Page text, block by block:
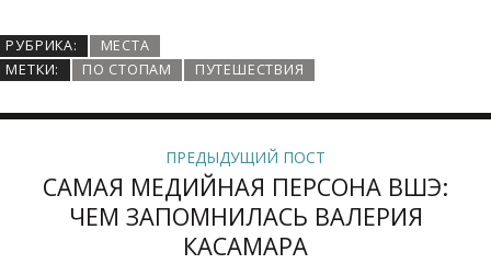
РУБРИКА:
МЕСТА
МЕТКИ:
ПО СТОПАМ ПУТЕШЕСТВИЯ
ПРЕДЫДУЩИЙ ПОСТ
САМАЯ МЕДИЙНАЯ ПЕРСОНА ВШЭ:
ЧЕМ ЗАПОМНИЛАСЬ ВАЛЕРИЯ
КАСАМАРА